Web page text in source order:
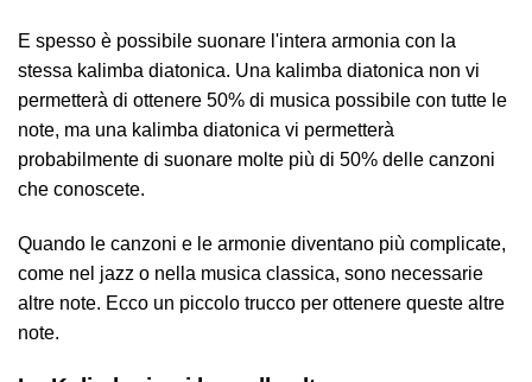
E spesso è possibile suonare l'intera armonia con la
stessa kalimba diatonica. Una kalimba diatonica non vi
permetterà di ottenere 50% di musica possibile con tutte le
note, ma una kalimba diatonica vi permetterà
probabilmente di suonare molte più di 50% delle canzoni
che conoscete.
Quando le canzoni e le armonie diventano più complicate,
come nel jazz o nella musica classica, sono necessarie
altre note. Ecco un piccolo trucco per ottenere queste altre
note.